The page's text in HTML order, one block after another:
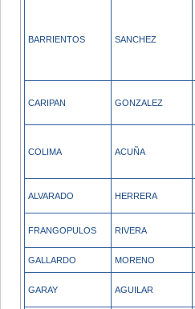
BARRIENTOS SANCHEZ
CARIPAN GONZALEZ
COLIMA ACUÑA
ALVARADO HERRERA
FRANGOPULOS RIVERA
GALLARDO MORENO
GARAY AGUILAR